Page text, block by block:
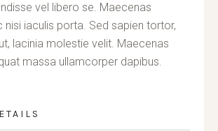
vel libero se. Maecenas
nisi iaculis porta. Sed sapien tortor,
lacinia molestie velit. Maecenas
massa ullamcorper dapibus.